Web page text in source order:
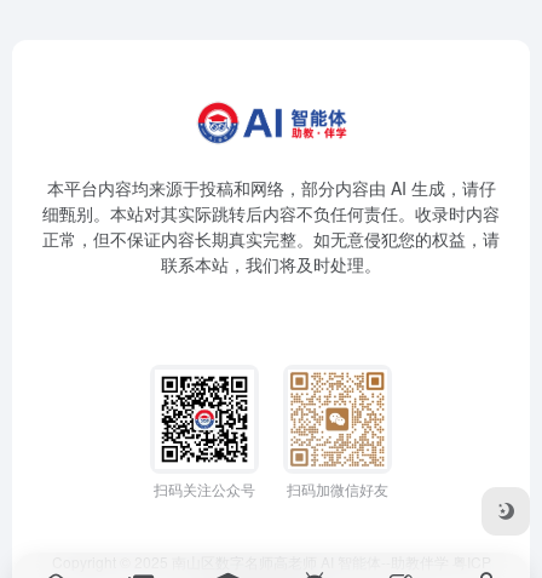
本平台内容均来源于投稿和网络，部分内容由 AI 生成，请仔
细甄别。本站对其实际跳转后内容不负任何责任。收录时内容
正常，但不保证内容长期真实完整。如无意侵犯您的权益，请
联系本站，我们将及时处理。
扫码关注公众号 扫码加微信好友